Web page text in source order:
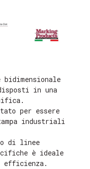
in una
per essere
industriali
di linee
è ideale
efficienza.